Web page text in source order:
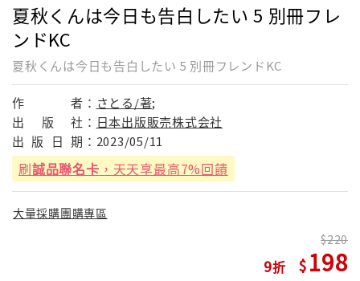
夏秋くんは今日も告白したい 5 別冊フレ
ンドKC
夏秋くんは今日も告白したい 5 別冊フレンドKC
作 者： さとる/著;
出
版 社： 日本出版販売株式会社
出 版 日 期： 2023/05/11
刷誠品聯名卡 ，天天享最高7%回饋
大量採購團購專區
9
220
198